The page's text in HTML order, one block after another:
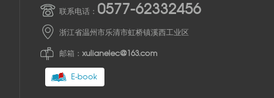
联系电话：0577-62332456
浙江省温州市乐清市虹桥镇溪西工业区
邮箱：xulianelec@163.com
E-book